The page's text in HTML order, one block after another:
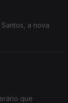
a nova
que